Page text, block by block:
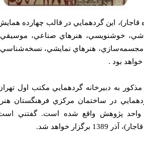
اين گردهمايي در قالب چهارده
خوشنويسي، هنرهاي صناعي،
مجسمه‌سازي، هنرهاي نمايشي،
بود .
به دبيرخانه گردهمايي مكتب اول
در ساختمان مركزي فرهنگستان
ولي‌عصر (عج)، تقاطع طالقاني، شماره 1552، واحد پژوهش واقع شده است. گفتني
خواهد شد.